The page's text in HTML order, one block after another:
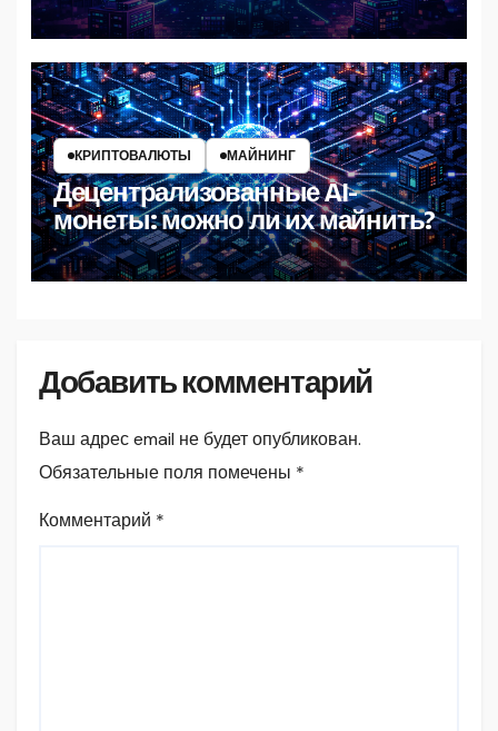
КРИПТОВАЛЮТЫ МАЙНИНГ
Децентрализованные AI-
монеты: можно ли их майнить?
Добавить комментарий
Ваш адрес email не будет опубликован.
Обязательные поля помечены *
Комментарий *